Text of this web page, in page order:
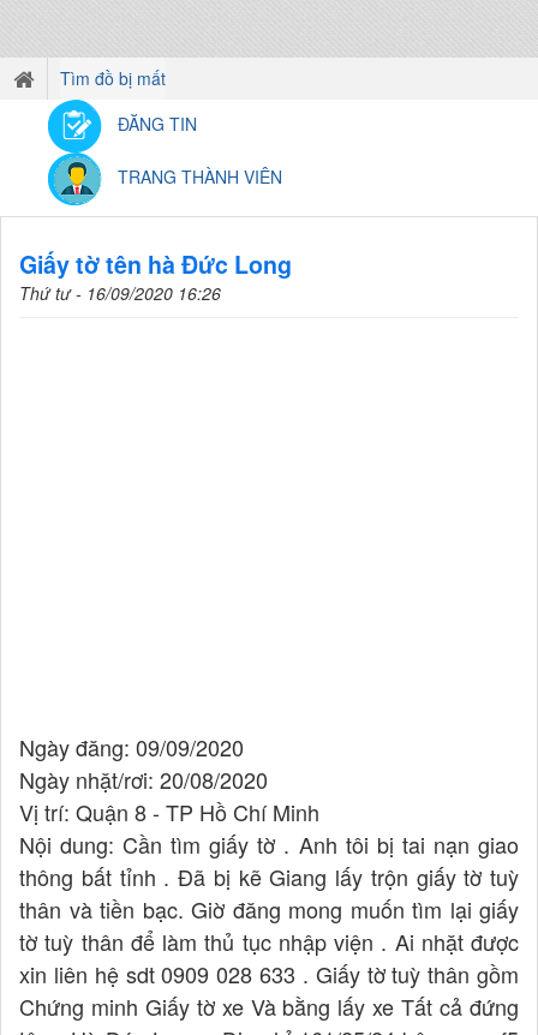
Tìm đồ bị mất
ĐĂNG TIN
TRANG THÀNH VIÊN
Giấy tờ tên hà Đức Long
Thứ tư - 16/09/2020 16:26
Ngày đăng: 09/09/2020
Ngày nhặt/rơi: 20/08/2020
Vị trí: Quận 8 - TP Hồ Chí Minh
Nội dung: Cần tìm giấy tờ . Anh tôi bị tai nạn giao
thông bất tỉnh . Đã bị kẽ Giang lấy trộn giấy tờ tuỳ
thân và tiền bạc. Giờ đăng mong muốn tìm lại giấy
tờ tuỳ thân để làm thủ tục nhập viện . Ai nhặt được
xin liên hệ sdt 0909 028 633 . Giấy tờ tuỳ thân gồm
Chứng minh Giấy tờ xe Và bằng lấy xe Tất cả đứng